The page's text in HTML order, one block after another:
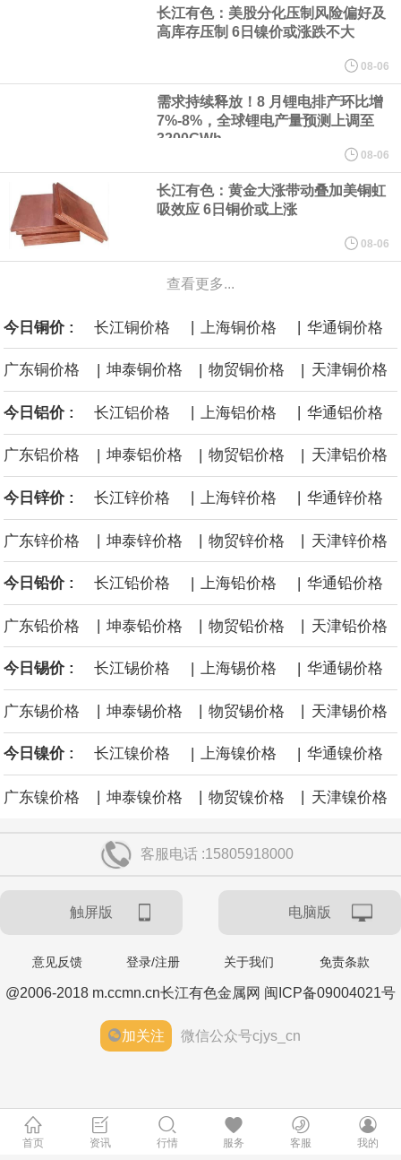
7.22%；累计销量41.22万辆，去年同期37.34万辆，累计同比增
10.38%。发动机产品（含福康）本月销量29304台，去年同期
19422台；本年累计销量18.71万台，去年同期15.33万台，累计同
由中国汽车工业协会主办的第16届中国汽车论坛在上海嘉定举办。
论坛期间，中国汽车工业协会正式宣布启动成立"自动驾驶汽车产业
发展联席会"，并举行成立启动仪式。启动仪式上，中国汽车工业协
会表示，联席会将坚持"以安全为底线，以创新为动力，以协同促发
展"，与行业各方携手，共同推动我国自动驾驶产业安全、有序、规
模化发展，为建设汽车强国、培育新质生产力贡献产业力量。联席
8月5日，长鑫科技大宗交易成交124万股，成交额6733.2万元，占
当日总成交额的0.21%，成交价54.3元，较市场收盘价54.3元持
平。
长江有色：美股分化压制风险偏好及
高库存压制 6日镍价或涨跌不大
08-06
需求持续释放！8 月锂电排产环比增
7%-8%，全球锂电产量预测上调至
3200GWh
08-06
长江有色：黄金大涨带动叠加美铜虹
吸效应 6日铜价或上涨
08-06
查看更多...
今日铜价 : 长江铜价格 | 上海铜价格 | 华通铜价格
广东铜价格 | 坤泰铜价格 | 物贸铜价格 | 天津铜价格
今日铝价 : 长江铝价格 上海铝价格 华通铝价格
广东铝价格 | 坤泰铝价格 | 物贸铝价格 | 天津铝价格
今日锌价 : 长江锌价格 上海锌价格 华通锌价格
广东锌价格 | 坤泰锌价格 | 物贸锌价格 | 天津锌价格
今日铅价 : 长江铅价格 | 上海铅价格 | 华通铅价格
广东铅价格 坤泰铅价格 物贸铅价格 天津铅价格
今日锡价 : 长江锡价格 | 上海锡价格 | 华通锡价格
广东锡价格 坤泰锡价格 物贸锡价格 天津锡价格
今日镍价 : 长江镍价格 | 上海镍价格 | 华通镍价格
广东镍价格 | 坤泰镍价格 | 物贸镍价格 | 天津镍价格
客服电话 :15805918000
触屏版 电脑版
意见反馈 登录/注册 关于我们 免责条款
@2006-2018 m.ccmn.cn长江有色金属网 闽ICP备09004021号
加关注 微信公众号cjys_cn
首页 资讯 行情 服务 客服 我的